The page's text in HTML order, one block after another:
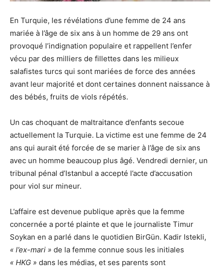
En Turquie, les révélations d’une femme de 24 ans
mariée à l’âge de six ans à un homme de 29 ans ont
provoqué l’indignation populaire et rappellent l’enfer
vécu par des milliers de fillettes dans les milieux
salafistes turcs qui sont mariées de force des années
avant leur majorité et dont certaines donnent naissance à
des bébés, fruits de viols répétés.
Un cas choquant de maltraitance d’enfants secoue
actuellement la Turquie. La victime est une femme de 24
ans qui aurait été forcée de se marier à l’âge de six ans
avec un homme beaucoup plus âgé. Vendredi dernier, un
tribunal pénal d’Istanbul a accepté l’acte d’accusation
pour viol sur mineur.
L’affaire est devenue publique après que la femme
concernée a porté plainte et que le journaliste Timur
Soykan en a parlé dans le quotidien BirGün. Kadir Istekli,
« l’ex-mari » de la femme connue sous les initiales
« HKG » dans les médias, et ses parents sont